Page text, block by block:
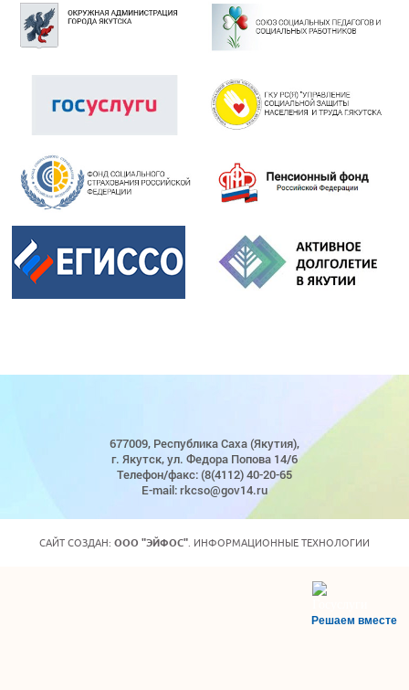
677009, Республика Саха (Якутия),
г. Якутск, ул. Федора Попова 14/6
Телефон/факс: (8(4112) 40-20-65
E-mail: rkcso@gov14.ru
САЙТ СОЗДАН: ООО "ЭЙФОС" . ИНФОРМАЦИОННЫЕ ТЕХНОЛОГИИ
Решаем вместе